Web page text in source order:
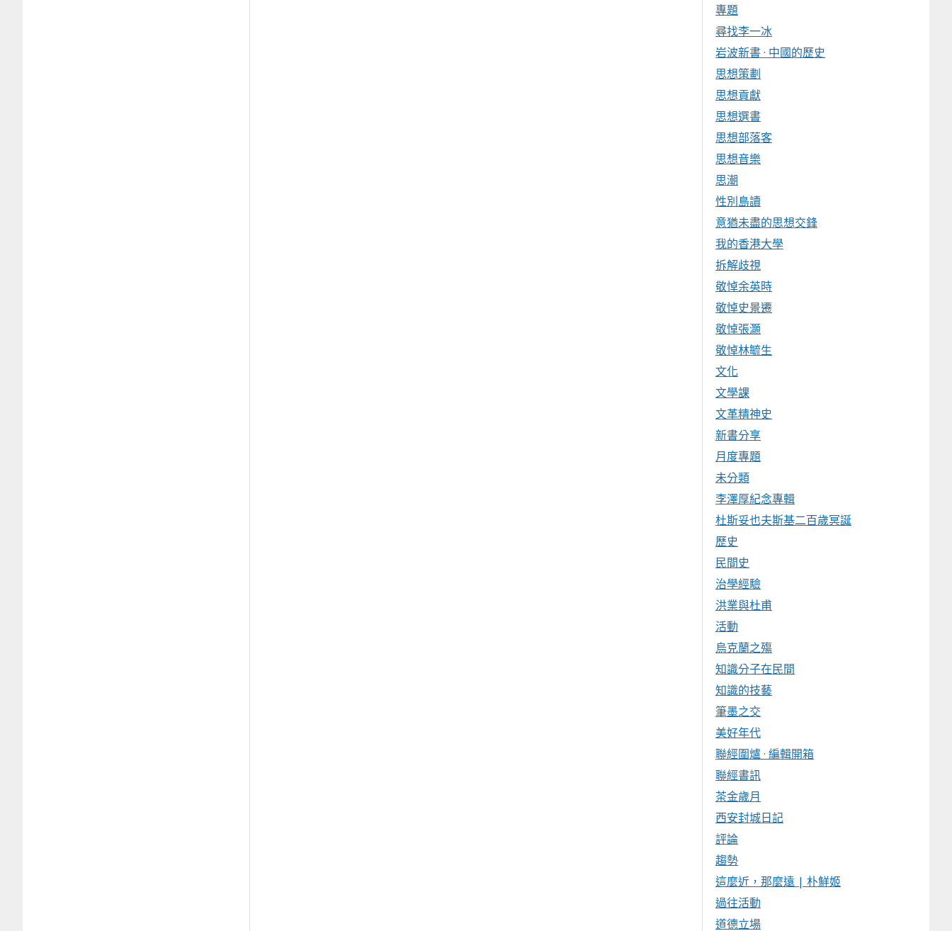
專題
尋找李一冰
岩波新書 · 中國的歷史
思想策劃
思想貢獻
思想選書
思想部落客
思想音樂
思潮
性別島讀
意猶未盡的思想交鋒
我的香港大學
拆解歧視
敬悼余英時
敬悼史景遷
敬悼張灝
敬悼林毓生
文化
文學課
文革精神史
新書分享
月度專題
未分類
李澤厚紀念專輯
杜斯妥也夫斯基二百歲冥誕
歷史
民間史
治學經驗
洪業與杜甫
活動
烏克蘭之殤
知識分子在民間
知識的技藝
筆墨之交
美好年代
聯經圍爐 · 編輯開箱
聯經書訊
茶金歲月
西安封城日記
評論
趨勢
這麼近，那麼遠 | 朴鮮姬
過往活動
道德立場